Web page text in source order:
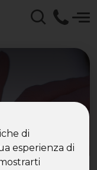
di
esperienza di